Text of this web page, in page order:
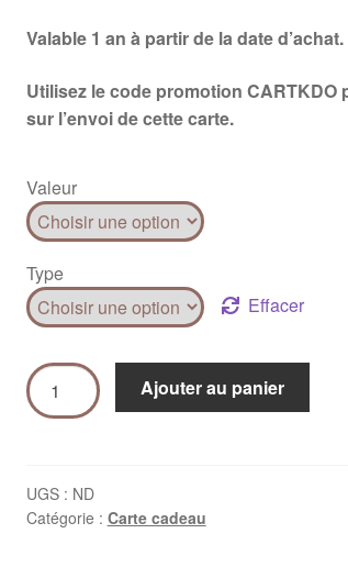
Valable 1 an à partir de la date d’achat.
Utilisez le code promotion
sur l’envoi de cette carte.
Valeur
Type
Effacer
Ajouter au panier
UGS : ND
Catégorie : Carte cadeau